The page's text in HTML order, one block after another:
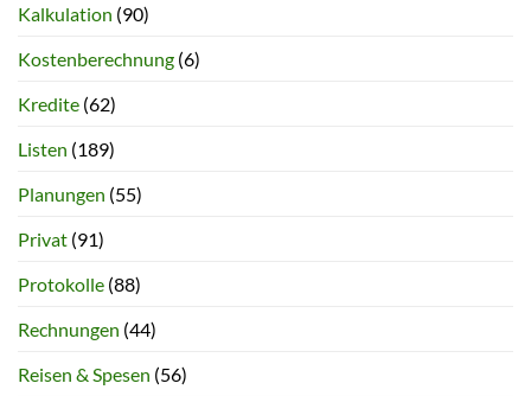
Kalkulation (90)
Kostenberechnung (6)
Kredite (62)
Listen (189)
Planungen (55)
Privat (91)
Protokolle (88)
Rechnungen (44)
Reisen & Spesen (56)